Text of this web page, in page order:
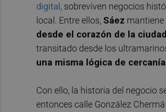
digital , sobreviven negocios
local. Entre ellos, Sáez mantiene
desde el corazón de la ciudad
transitado desde los
una misma lógica de
Con ello, la historia del negocio
entonces calle González